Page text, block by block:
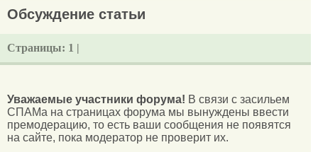
Обсуждение статьи
Страницы: 1 |
Уважаемые участники форума! В связи с засильем
СПАМа на страницах форума мы вынуждены ввести
премодерацию, то есть ваши сообщения не появятся
на сайте, пока модератор не проверит их.